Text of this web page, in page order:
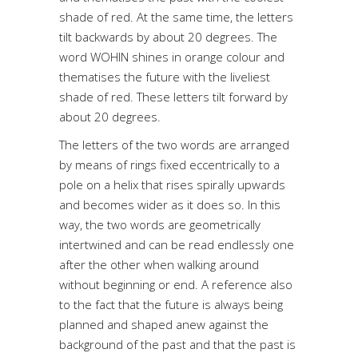
shade of red. At the same time, the letters
tilt backwards by about 20 degrees. The
word WOHIN shines in orange colour and
thematises the future with the liveliest
shade of red. These letters tilt forward by
about 20 degrees.
The letters of the two words are arranged
by means of rings fixed eccentrically to a
pole on a helix that rises spirally upwards
and becomes wider as it does so. In this
way, the two words are geometrically
intertwined and can be read endlessly one
after the other when walking around
without beginning or end. A reference also
to the fact that the future is always being
planned and shaped anew against the
background of the past and that the past is